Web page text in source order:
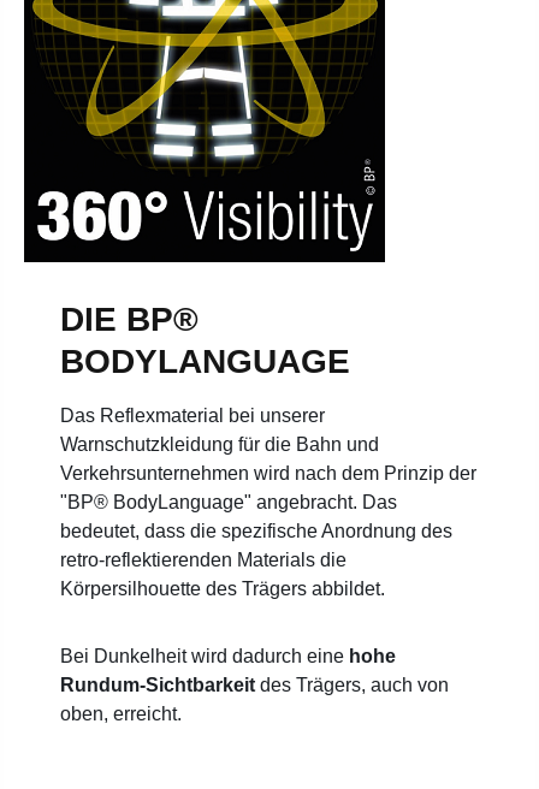
DIE BP®
BODYLANGUAGE
Das Reflexmaterial bei unserer
Warnschutzkleidung für die Bahn und
Verkehrsunternehmen wird nach dem Prinzip der
"BP® BodyLanguage" angebracht. Das
bedeutet, dass die spezifische Anordnung des
retro-reflektierenden Materials die
Körpersilhouette des Trägers abbildet.
Bei Dunkelheit wird dadurch eine hohe
Rundum-Sichtbarkeit des Trägers, auch von
oben, erreicht.